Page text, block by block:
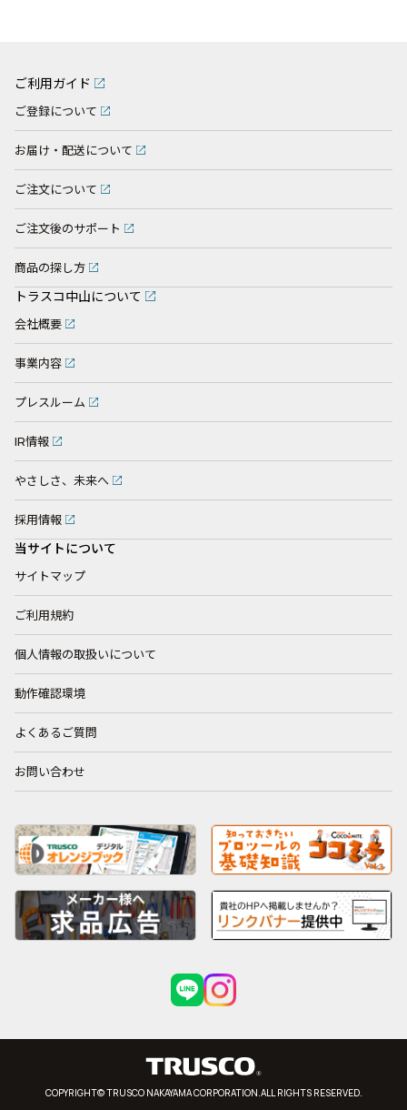
ご利用ガイド
ご登録について
お届け・配送について
ご注文について
ご注文後のサポート
商品の探し方
トラスコ中山について
会社概要
事業内容
プレスルーム
IR情報
やさしさ、未来へ
採用情報
当サイトについて
サイトマップ
ご利用規約
個人情報の取扱いについて
動作確認環境
よくあるご質問
お問い合わせ
COPYRIGHT© TRUSCO NAKAYAMA CORPORATION.ALL RIGHTS RESERVED.